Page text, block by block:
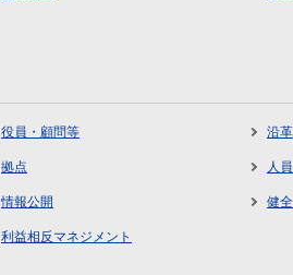
役員・顧問等 沿革
拠点 人
情報公開 健
利益相反マネジメント